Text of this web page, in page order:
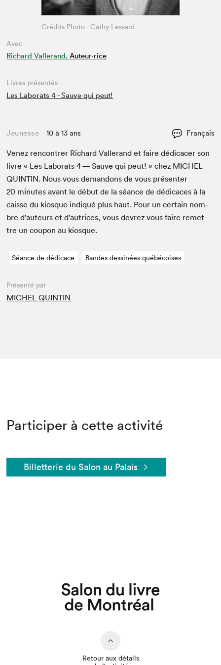
Avec
Richard Vallerand, Auteur·rice
Crédits Photo - Cathy Lessard
Livres présentés
Les Laborats 4 - Sauve qui peut!
Jeunesse 10 à 13 ans Français
Venez ren­con­tr­er Richard Vallerand et faire dédi­cac­er son
livre « Les Lab­o­rats4— Sauve qui peut! » chez MICHEL
QUINTIN. Nous vous deman­dons de vous présen­ter
20 min­utes avant le début de la séance de dédi­caces à la
caisse du kiosque indiqué plus haut. Pour un cer­tain nom­
bre d’auteurs et d’autrices, vous devrez vous faire remet­
tre un coupon au kiosque.
Séance de dédicace Bandes dessinées québécoises
Présenté par
MICHEL QUINTIN
Participer à cette activité
Billetterie du Salon au Palais
Retour aux détails